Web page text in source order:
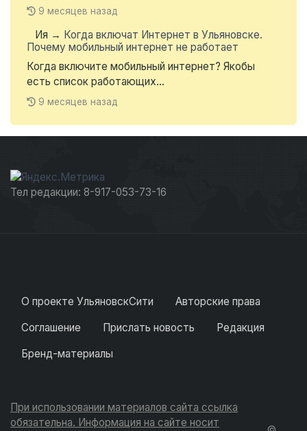
9 месяцев назад
Ия → Когда включат Интернет в Ульяновске.
Почему мобильный интернет не работает
Когда включите мобильный интернет? Якобы
есть список работающих...
9 месяцев назад
Тел редакции: 8-917-053-73-16
О проекте УльяновскСити
Авторские права
Соглашение
Прислать новость
Редакция
Бренд-материалы
При использовании материалов сайта ссылка
обязательна. Информация на сайте носит